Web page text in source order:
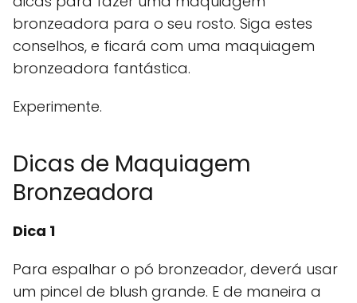
bronzeadora para o seu rosto. Siga estes
conselhos, e ficará com uma maquiagem
bronzeadora fantástica.
Experimente.
Dicas de Maquiagem
Bronzeadora
Dica 1
Para espalhar o pó bronzeador, deverá usar
um pincel de blush grande. E de maneira a